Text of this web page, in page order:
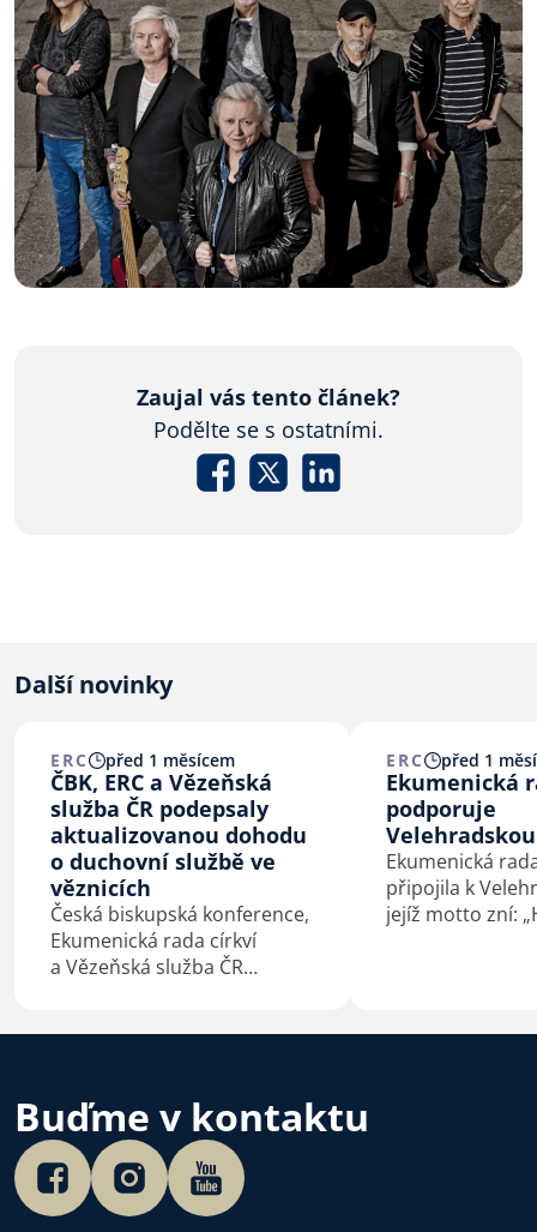
Zaujal vás tento článek?
Podělte se s ostatními.
Další novinky
ERC před 1 měsícem
ČBK, ERC a Vězeňská
služba ČR podepsaly
aktualizovanou dohodu
o duchovní službě ve
věznicích
Česká biskupská konference,
Ekumenická rada církví
a Vězeňská služba ČR
ERC před 1
Ekumenická
podporuje
Ekumenická
připojila k
jejíž motto zní:
Buďme v kontaktu